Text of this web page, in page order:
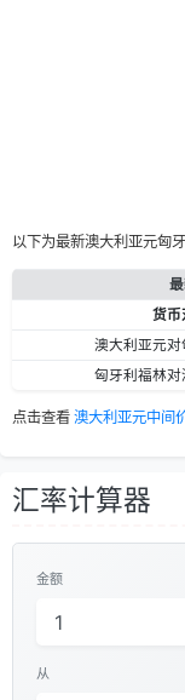
以下为最新澳大利亚元匈
货币
澳大利亚元对
匈牙利福林
点击查看 澳大利亚元中间
汇率计算器
金额
从